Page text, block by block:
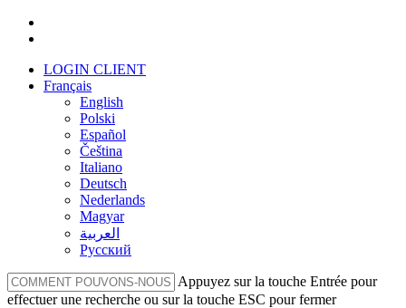
Skip
contentLOGIN CLIENT
Français
English
Polski
Español
Čeština
Italiano
Deutsch
Nederlands
Magyar
العربية‏
Русский
Appuyez sur la touche Entrée pour
effectuer une recherche ou sur la touche ESC pour fermer